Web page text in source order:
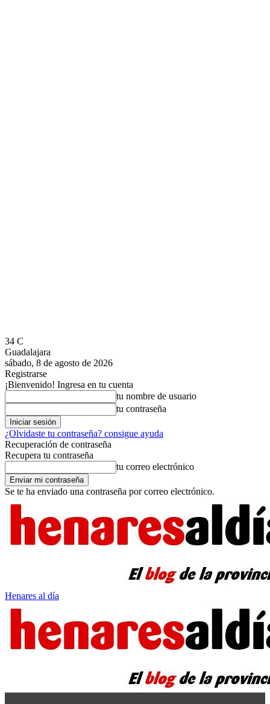
34 C
Guadalajara
sábado, 8 de agosto de 2026
Registrarse
¡Bienvenido! Ingresa en tu cuenta
tu nombre de usuario
tu contraseña
¿Olvidaste tu contraseña? consigue ayuda
Recuperación de contraseña
Recupera tu contraseña
tu correo electrónico
Se te ha enviado una contraseña por correo electrónico.
Henares al día